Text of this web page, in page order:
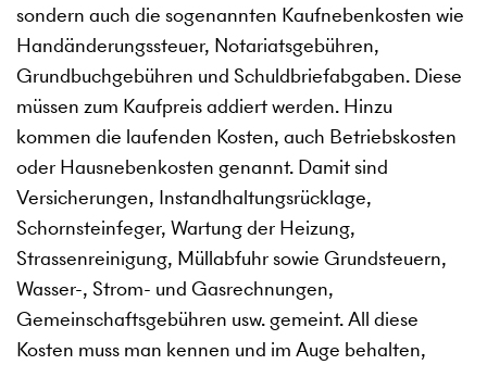
sondern auch die sogenannten Kaufnebenkosten wie
Handänderungssteuer, Notariatsgebühren,
Grundbuchgebühren und Schuldbriefabgaben. Diese
müssen zum Kaufpreis addiert werden. Hinzu
kommen die laufenden Kosten, auch Betriebskosten
oder Hausnebenkosten genannt. Damit sind
Versicherungen, Instandhaltungsrücklage,
Schornsteinfeger, Wartung der Heizung,
Strassenreinigung, Müllabfuhr sowie Grundsteuern,
Wasser-, Strom- und Gasrechnungen,
Gemeinschaftsgebühren usw. gemeint. All diese
Kosten muss man kennen und im Auge behalten,